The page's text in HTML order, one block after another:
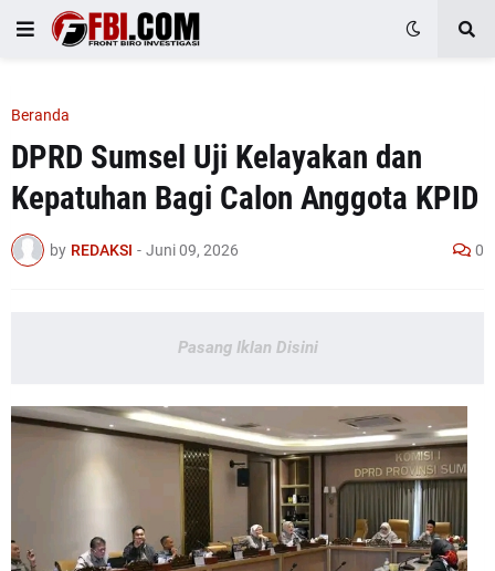
Beranda
DPRD Sumsel Uji Kelayakan dan
Kepatuhan Bagi Calon Anggota KPID
by REDAKSI - Juni 09, 2026 0
Pasang Iklan Disini